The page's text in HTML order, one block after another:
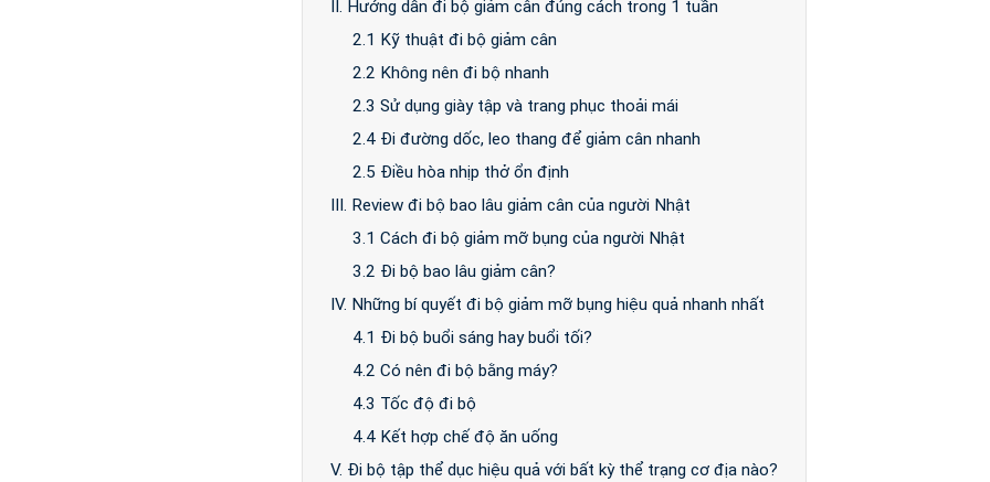
II. Hướng dẫn đi bộ giảm cân đúng cách trong 1 tuần
2.1 Kỹ thuật đi bộ giảm cân
2.2 Không nên đi bộ nhanh
2.3 Sử dụng giày tập và trang phục thoải mái
2.4 Đi đường dốc, leo thang để giảm cân nhanh
2.5 Điều hòa nhịp thở ổn định
III. Review đi bộ bao lâu giảm cân của người Nhật
3.1 Cách đi bộ giảm mỡ bụng của người Nhật
3.2 Đi bộ bao lâu giảm cân?
IV. Những bí quyết đi bộ giảm mỡ bụng hiệu quả nhanh nhất
4.1 Đi bộ buổi sáng hay buổi tối?
4.2 Có nên đi bộ bằng máy?
4.3 Tốc độ đi bộ
4.4 Kết hợp chế độ ăn uống
V. Đi bộ tập thể dục hiệu quả với bất kỳ thể trạng cơ địa nào?